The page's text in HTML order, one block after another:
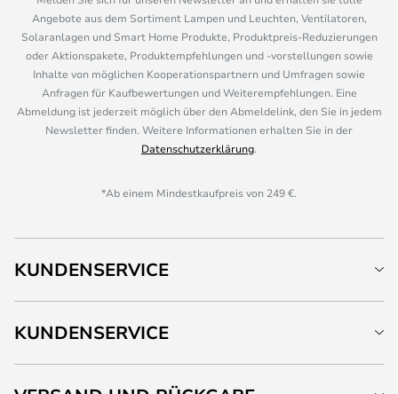
Angebote aus dem Sortiment Lampen und Leuchten, Ventilatoren,
Solaranlagen und Smart Home Produkte, Produktpreis-Reduzierungen
oder Aktionspakete, Produktempfehlungen und -vorstellungen sowie
Inhalte von möglichen Kooperationspartnern und Umfragen sowie
Anfragen für Kaufbewertungen und Weiterempfehlungen. Eine
Abmeldung ist jederzeit möglich über den Abmeldelink, den Sie in jedem
Newsletter finden. Weitere Informationen erhalten Sie in der
Datenschutzerklärung.
*Ab einem Mindestkaufpreis von 249 €.
KUNDENSERVICE
KUNDENSERVICE